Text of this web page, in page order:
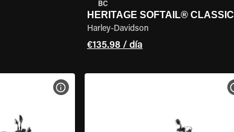
BC
HERITAGE SOFTAIL® CLASSIC
Harley-Davidson
€135.98 / día
VER ESPECIFICACIONES DE LA MOTO